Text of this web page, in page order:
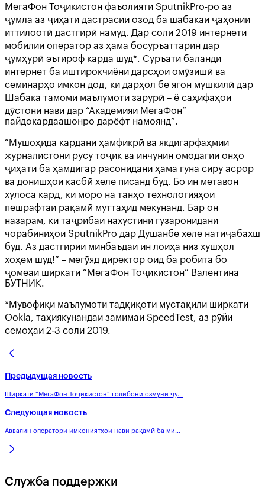
МегаФон Тоҷикистон фаъолияти SputnikPro-ро аз
ҷумла аз ҷиҳати дастрасии озод ба шабакаи ҷаҳонии
иттилоотӣ дастгирӣ намуд. Дар соли 2019 интернети
мобилии оператор аз ҳама босуръаттарин дар
ҷумҳурӣ эътироф карда шуд*. Суръати баланди
интернет ба иштирокчиёни дарсҳои омӯзишӣ ва
семинарҳо имкон дод, ки дарҳол бе ягон мушкилӣ дар
Шабака тамоми маълумоти зарурӣ – ё саҳифаҳои
дӯстони нави дар “Академияи МегаФон”
пайдокардаашонро дарёфт намоянд”.
“Мушоҳида кардани ҳамфикрӣ ва якдигарфаҳмии
журналистони русу тоҷик ва инчунин омодагии онҳо
ҷиҳати ба ҳамдигар расонидани ҳама гуна сиру асрор
ва донишҳои касбӣ хеле писанд буд. Бо ин метавон
хулоса кард, ки моро на танҳо технологияҳои
пешрафтаи рақамӣ муттаҳид мекунанд. Бар он
назарам, ки таҷрибаи нахустини гузаронидани
чорабиниҳои SputnikPro дар Душанбе хеле натиҷабахш
буд. Аз дастгирии минбаъдаи ин лоиҳа низ хушҳол
хоҳем шуд!” – мегӯяд директор оид ба робита бо
ҷомеаи ширкати “МегаФон Тоҷикистон” Валентина
БУТНИК.
*Мувофиқи маълумоти тадқиқоти мустақили ширкати
Ookla, таҳиякунандаи замимаи SpeedTest, аз рӯйи
семоҳаи 2-3 соли 2019.
Предыдущая новость
Ширкати “МегаФон Тоҷикистон” ғолибони озмуни ҷу...
Следующая новость
Аввалин оператори имкониятҳои нави рақамӣ ба ми...
Служба поддержки